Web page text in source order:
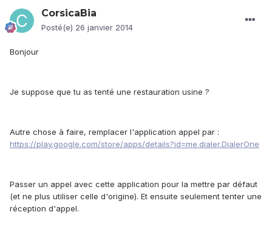
CorsicaBia
Posté(e) 26 janvier 2014
Bonjour
Je suppose que tu as tenté une restauration usine ?
Autre chose à faire, remplacer l'application appel par :
https://play.google.com/store/apps/details?id=me.dialer.DialerOne
Passer un appel avec cette application pour la mettre par défaut
(et ne plus utiliser celle d'origine). Et ensuite seulement tenter une
réception d'appel.